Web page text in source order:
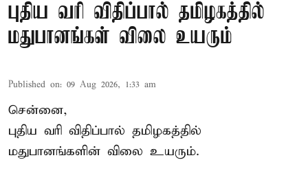
புதிய வரி விதிப்பால் தமிழகத்தில்
மதுபானங்கள் விலை உயரும்
Published on: 09 Aug 2026, 1:33 am
சென்னை,
புதிய வரி விதிப்பால் தமிழகத்தில்
மதுபானங்களின் விலை உயரும்.